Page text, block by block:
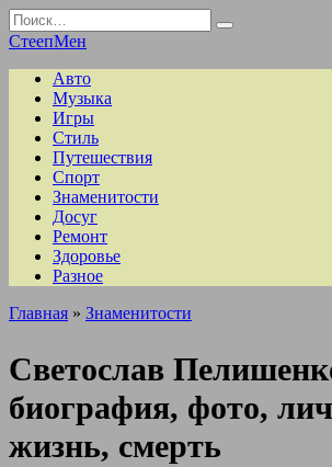
Перейти
к
Search
for:
СтеепМен
Авто
Музыка
Игры
Стиль
Путешествия
Спорт
Знаменитости
Досуг
Ремонт
Здоровье
Разное
Главная » Знаменитости
Светослав
биография, фото,
жизнь, смерть